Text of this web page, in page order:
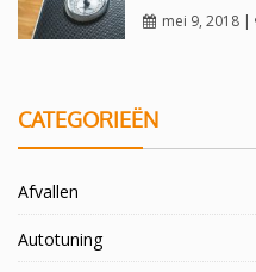
mei 9, 2018|
CATEGORIEËN
Afvallen
Autotuning